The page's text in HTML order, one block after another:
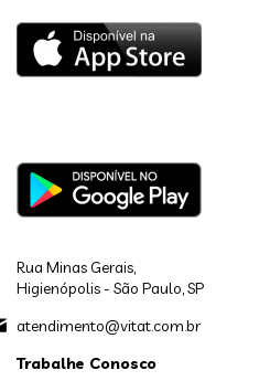
Rua Minas Gerais,
Higienópolis - São Paulo, SP
atendimento@vitat.com.br
Trabalhe Conosco